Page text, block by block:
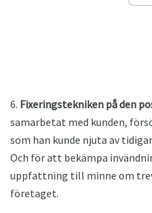
6. Fixeringstekniken på den
samarbetat med kunden,
som han kunde njuta av
Och för att bekämpa
uppfattning till minne om
företaget.